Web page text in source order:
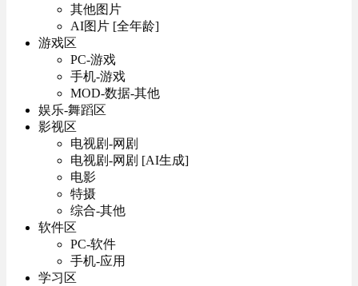
其他图片
AI图片 [全年龄]
游戏区
PC-游戏
手机-游戏
MOD-数据-其他
娱乐-舞蹈区
影视区
电视剧-网剧
电视剧-网剧 [AI生成]
电影
特摄
综合-其他
软件区
PC-软件
手机-应用
学习区